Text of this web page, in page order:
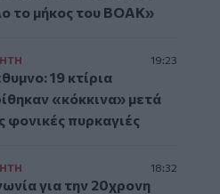
το μήκος του ΒΟΑΚ»
19:23
19 κτίρια
«κόκκινα» μετά
φονικές πυρκαγιές
18:32
για την 20χρονη